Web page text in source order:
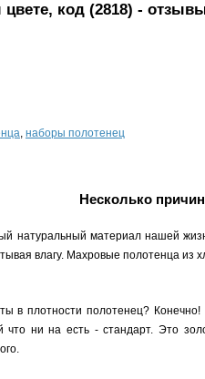
код (2818) -
, наборы полотенец
Несколько
натуральный материал нашей
влагу. Махровые полотенца из
в плотности полотенец?
ни на есть - стандарт. Это